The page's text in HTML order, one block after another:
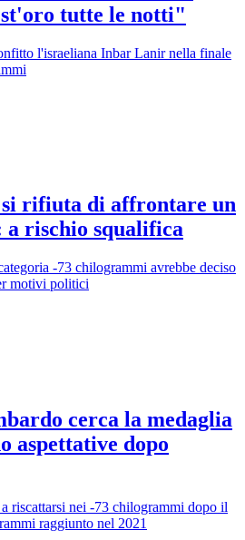
tutte le notti"
l'israeliana Inbar Lanir nella finale
rifiuta di affrontare un
a rischio squalifica
-73 chilogrammi avrebbe deciso
motivi politici
cerca la medaglia
aspettative dopo
riscattarsi nei -73 chilogrammi dopo il
raggiunto nel 2021